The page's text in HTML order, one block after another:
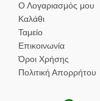
Ο Λογαριασμός μου
Καλάθι
Ταμείο
Επικοινωνία
Όροι Χρήσης
Πολιτική Απορρήτου